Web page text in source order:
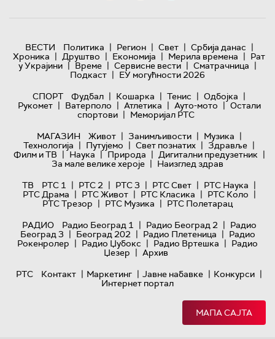
ВЕСТИ Политика | Регион | Свет | Србија данас |
Хроника | Друштво | Економија | Мерила времена | Рат
у Украјини | Време | Сервисне вести | Сматрачница |
Подкаст | ЕУ могућности 2026
СПОРТ
Фудбал | Кошарка | Тенис | Одбојка |
Рукомет | Ватерполо | Атлетика | Ауто-мото | Остали
спортови | Меморијал РТС
МАГАЗИН
Живот | Занимљивости | Музика |
Технологијa | Путујемо | Свет познатих | Здравље |
Филм и ТВ | Наука | Природа | Дигитални предузетник |
За мале велике хероје | Наизглед здрав
ТВ
РТС 1 | РТС 2 | РТС 3 | РТС Свет | РТС Наука |
РТС Драма | РТС Живот | РТС Класика | РТС Коло |
РТС Трезор | РТС Музика | РТС Полетарац
РАДИО
Радио Београд 1 | Радио Београд 2 | Радио
Београд 3 | Београд 202 | Радио Плетеница | Радио
Рокенролер | Радио Џубокс | Радио Вртешка | Радио
Џезер | Архив
РТС
Контакт | Маркетинг | Јавне набавке | Конкурси |
Интернет портал
МАПА САЈТА